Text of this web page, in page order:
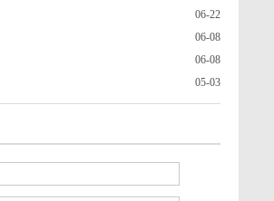
06-22
06-08
06-08
05-03